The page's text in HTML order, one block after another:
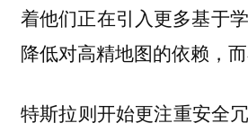
着他们正在引入更多基于
降低对高精地图的依赖，而
特斯拉则开始更注重安全